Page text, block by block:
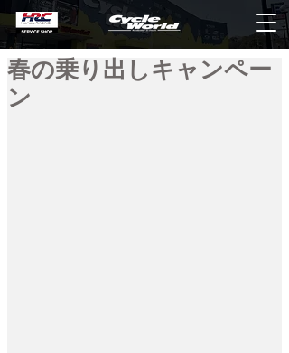
春の乗り出しキャンペー
ン